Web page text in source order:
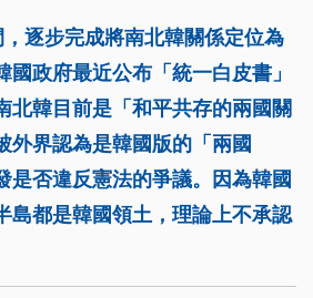
逐步完成將南北韓關係定位為
國政府最近公布「統一白皮書」
北韓目前是「和平共存的兩國關
外界認為是韓國版的「兩國
是否違反憲法的爭議。因為韓國
島都是韓國領土，理論上不承認